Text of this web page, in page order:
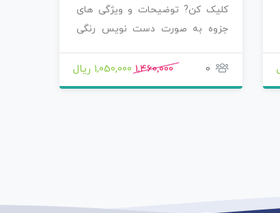
کلیک کن? توضیحات و ویژگی های
جزوه به صورت دست نویس رنگی
0
1,460,000 1,050,000 ریال